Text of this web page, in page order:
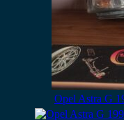
Opel Astra G